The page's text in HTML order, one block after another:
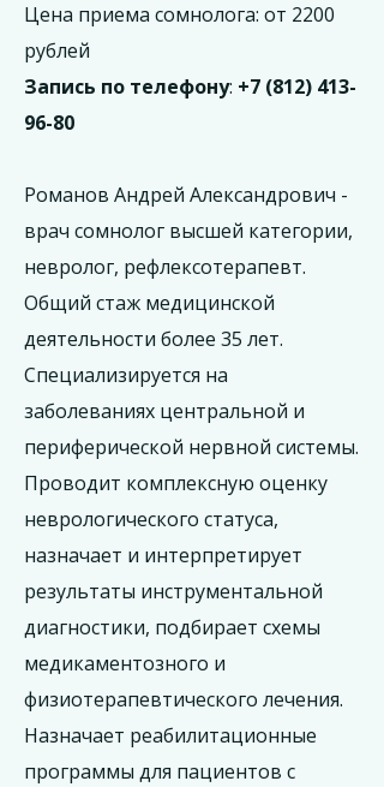
Цена приема сомнолога: от 2200
рублей
Запись по телефону: +7 (812) 413-
96-80
Романов Андрей Александрович -
врач сомнолог высшей категории,
невролог, рефлексотерапевт.
Общий стаж медицинской
деятельности более 35 лет.
Специализируется на
заболеваниях центральной и
периферической нервной системы.
Проводит комплексную оценку
неврологического статуса,
назначает и интерпретирует
результаты инструментальной
диагностики, подбирает схемы
медикаментозного и
физиотерапевтического лечения.
Назначает реабилитационные
программы для пациентов с